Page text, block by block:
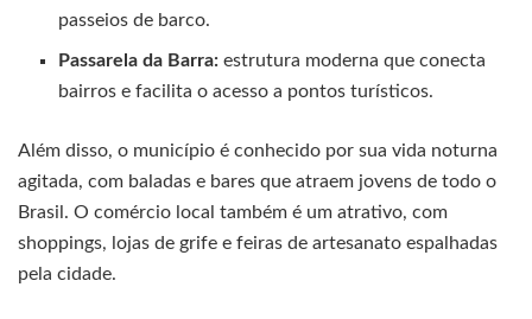
passeios de barco.
Passarela da Barra: estrutura moderna que conecta
bairros e facilita o acesso a pontos turísticos.
Além disso, o município é conhecido por sua vida noturna
agitada, com baladas e bares que atraem jovens de todo o
Brasil. O comércio local também é um atrativo, com
shoppings, lojas de grife e feiras de artesanato espalhadas
pela cidade.